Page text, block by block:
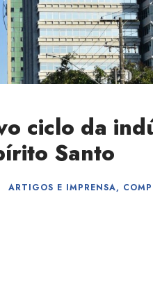
ciclo da
Santo
ARTIGOS E IMPRENSA,